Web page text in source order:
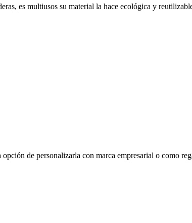
es multiusos su material la hace ecológica y
de personalizarla con marca empresarial o como